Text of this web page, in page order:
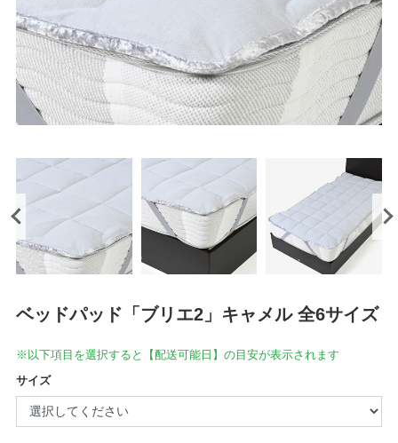
ベッドパッド「ブリエ2」キャメル 全6サイズ
※以下項目を選択すると【配送可能日】の目安が表示されます
サイズ